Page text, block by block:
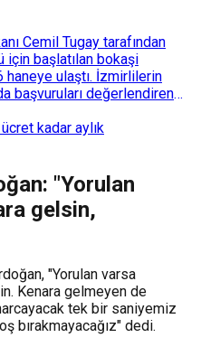
Cemil Tugay tarafından
için başlatılan bokaşi
ulaştı. İzmirlilerin
başvuruları değerlendiren
farklı ilçelerde toplam
İzmirlileri
dahil etti.
kadar aylık
"Yorulan
gelsin,
"Yorulan varsa
Kenara gelmeyen de
tek bir saniyemiz
bırakmayacağız" dedi.